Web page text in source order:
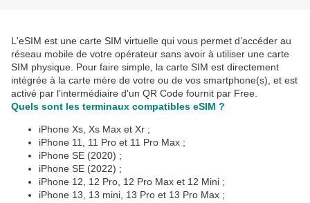
L'eSIM est une carte SIM virtuelle qui vous permet d’accéder au
réseau mobile de votre opérateur sans avoir à utiliser une carte
SIM physique. Pour faire simple, la carte SIM est directement
intégrée à la carte mère de votre ou de vos smartphone(s), et est
activé par l’intermédiaire d'un QR Code fournit par Free.
Quels sont les terminaux compatibles eSIM ?
iPhone Xs, Xs Max et Xr ;
iPhone 11, 11 Pro et 11 Pro Max ;
iPhone SE (2020) ;
iPhone SE (2022) ;
iPhone 12, 12 Pro, 12 Pro Max et 12 Mini ;
iPhone 13, 13 mini, 13 Pro et 13 Pro Max ;